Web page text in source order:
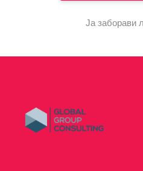
Ја заборави